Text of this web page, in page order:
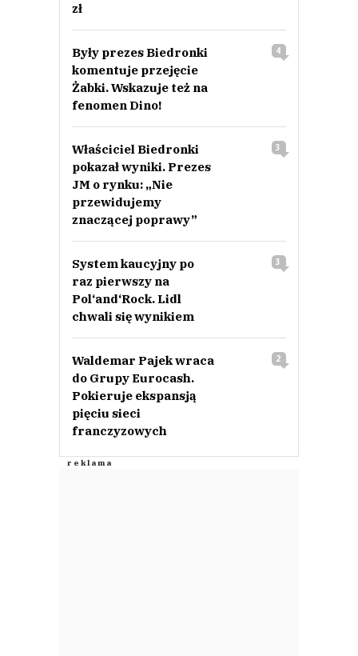
zł
Były prezes Biedronki
komentuje przejęcie
Żabki. Wskazuje też na
fenomen Dino!
4
Właściciel Biedronki
pokazał wyniki. Prezes
JM o rynku: „Nie
przewidujemy
znaczącej poprawy”
3
System kaucyjny po
raz pierwszy na
Pol‘and‘Rock. Lidl
chwali się wynikiem
3
Waldemar Pajek wraca
do Grupy Eurocash.
Pokieruje ekspansją
pięciu sieci
franczyzowych
2